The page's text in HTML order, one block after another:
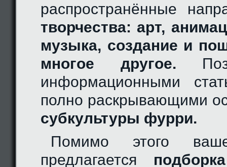
распространённые
творчества: арт,
музыка, создание и
многое другое.
информационными
полно раскрывающими
субкультуры фурри.
Помимо этого
предлагается